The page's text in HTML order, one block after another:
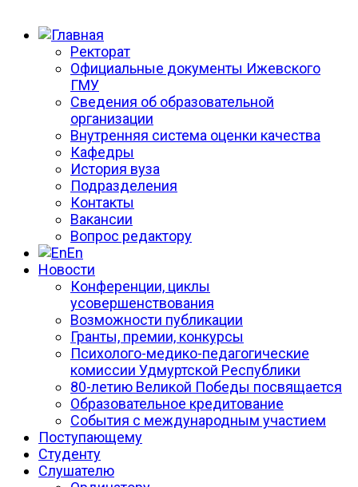
Ректорат
Официальные документы Ижевского
ГМУ
Сведения об образовательной
организации
Внутренняя система оценки качества
Кафедры
История вуза
Подразделения
Контакты
Вакансии
Вопрос редактору
En
Новости
Конференции, циклы
усовершенствования
Возможности публикации
Гранты, премии, конкурсы
Психолого-медико-педагогические
комиссии Удмуртской Республики
80-летию Великой Победы посвящается
Образовательное кредитование
События с международным участием
Поступающему
Студенту
Слушателю